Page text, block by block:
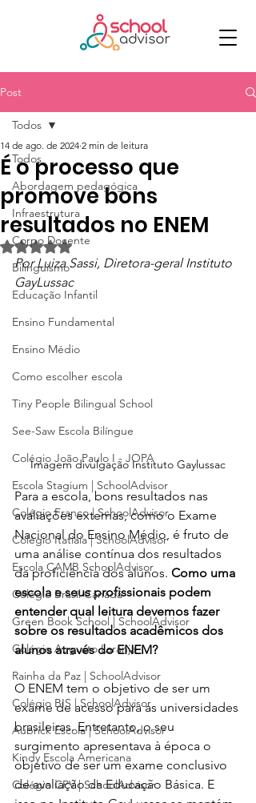
Post
Todos
Abordagem pedagógica
Infraestrutura
Corpo Docente
Bilinguismo
Educação Infantil
Ensino Fundamental
Ensino Médio
Como escolher escola
Tiny People Bilingual School
See-Saw Escola Bilíngue
Colégio João Paulo I - JOPA
Escola Stagium | SchoolAdvisor
Colégio Franco | SchoolAdvisor
Colégio Itatiaia | SchoolAdvisor
Escola CAMB SchoolAdvisor
Colégio Brasil Canadá
Green Book School | SchoolAdvisor
Colégio Augusto Laranja
Rainha da Paz | SchoolAdvisor
Colégio BIS | SchoolAdvisor
Aubrick Escola | SchoolAdvisor
Kindy Escola Americana
Colégio CPV | SchoolAdvisor
Todos
É o processo que
promove bons
resultados no ENEM
14 de ago. de 2024 2 min de leitura
Avaliado com NaN de 5 estrelas.
Por Luiza Sassi, Diretora-geral Instituto
GayLussac
Imagem divulgação Instituto Gaylussac
Para a escola, bons resultados nas
avaliações externas, como o Exame
Nacional do Ensino Médio, é fruto de
uma análise contínua dos resultados
da proficiência dos alunos. Como uma
escola e seus profissionais podem
entender qual leitura devemos fazer
sobre os resultados acadêmicos dos
alunos através do ENEM?
O ENEM tem o objetivo de ser um
exame de acesso para as universidades
brasileiras. Entretanto, o seu
surgimento apresentava à época o
objetivo de ser um exame conclusivo
de avaliação da Educação Básica. E